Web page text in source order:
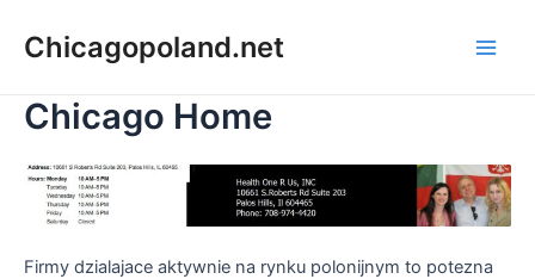
Chicagopoland.net
Chicago Home
Firmy dzialajace aktywnie na rynku polonijnym to potezna